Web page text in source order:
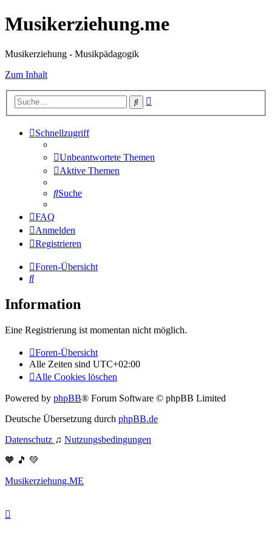
Musikerziehung.me
Musikerziehung - Musikpädagogik
Zum Inhalt
Suche
Schnellzugriff
Unbeantwortete Themen
Aktive Themen
Suche
FAQ
Anmelden
Registrieren
Foren-Übersicht
Suche
Information
Eine Registrierung ist momentan nicht möglich.
Foren-Übersicht
Alle Zeiten sind UTC+02:00
Alle Cookies löschen
Powered by phpBB® Forum Software © phpBB Limited
Deutsche Übersetzung durch phpBB.de
Datenschutz ♫ Nutzungsbedingungen
🧡 🎵 💚
Musikerziehung.ME